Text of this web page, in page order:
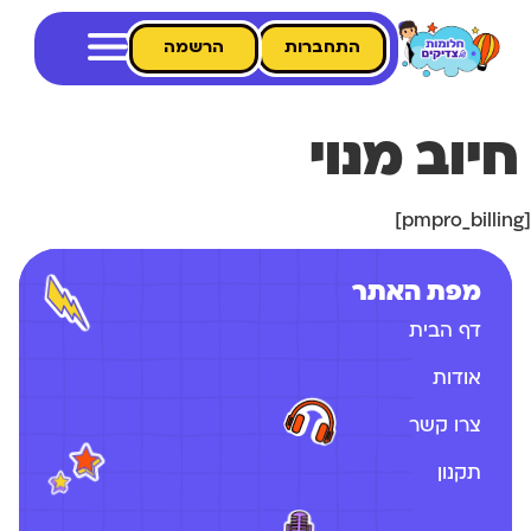
התחברות הרשמה
חיוב מנוי
מפת האתר
דף הבית
אודות
צרו קשר
תקנון